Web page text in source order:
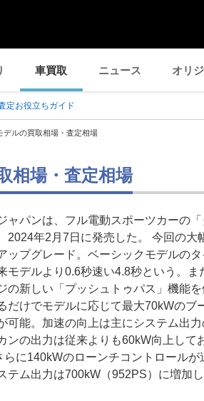
車買取 ニュース オリ
定お役立ちガイド
デルの買取相場・査定相場
相場・査定相場
ャパンは、フル電動スポーツカーの
2024年2月7日に発売した。 今回の大
ップグレード。ベーシックモデルの
モデルより0.6秒速い4.8秒という。ま
の新しい「プッシュトゥパス」機能
だけでモデルに応じて最大70kWのブ
可能。加速の向上は主にシステム出
ンの出力は従来よりも60kW向上して
らに140kWのローンチコントロールが
テム出力は700kW（952PS）に増加
ジンに応じて、航続距離は35％アッ